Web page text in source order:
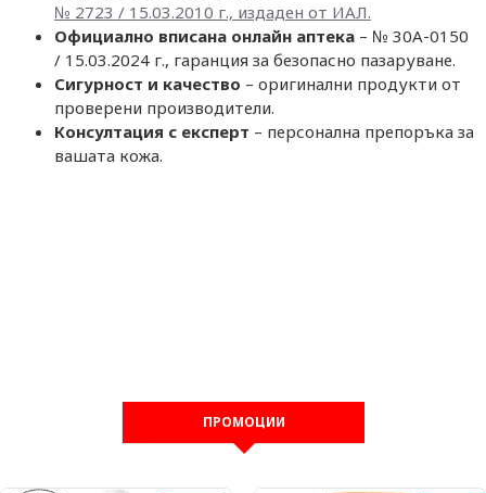
№ 2723 / 15.03.2010 г., издаден от ИАЛ.
Официално вписана онлайн аптека – № 30A-0150
/ 15.03.2024 г., гаранция за безопасно пазаруване.
Сигурност и качество – оригинални продукти от
проверени производители.
Консултация с експерт – персонална препоръка за
вашата кожа.
ПРОМОЦИИ